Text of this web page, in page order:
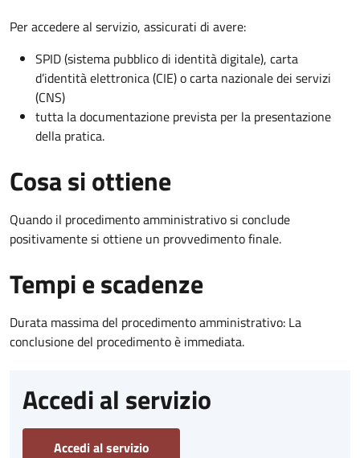
Per accedere al servizio, assicurati di avere:
SPID (sistema pubblico di identità digitale), carta
d’identità elettronica (CIE) o carta nazionale dei servizi
(CNS)
tutta la documentazione prevista per la presentazione
della pratica.
Cosa si ottiene
Quando il procedimento amministrativo si conclude
positivamente si ottiene un provvedimento finale.
Tempi e scadenze
Durata massima del procedimento amministrativo: La
conclusione del procedimento è immediata.
Accedi al servizio
Accedi al servizio